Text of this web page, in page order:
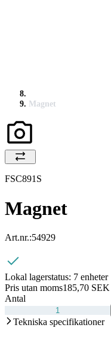
Magnet
FSC891S
Magnet
Art.nr.:54929
Lokal lagerstatus: 7 enheter
Pris utan moms185,70 SEK
Antal
Tekniska specifikationer